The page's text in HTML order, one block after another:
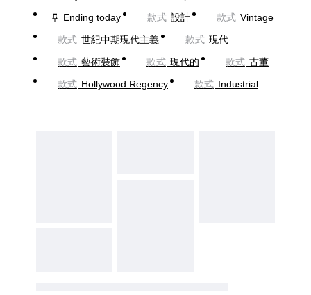
Ending today
款式 設計 款式 Vintage
款式 世紀中期現代主義 款式 現代
款式 藝術裝飾 款式 現代的 款式 古董
款式 Hollywood Regency 款式 Industrial